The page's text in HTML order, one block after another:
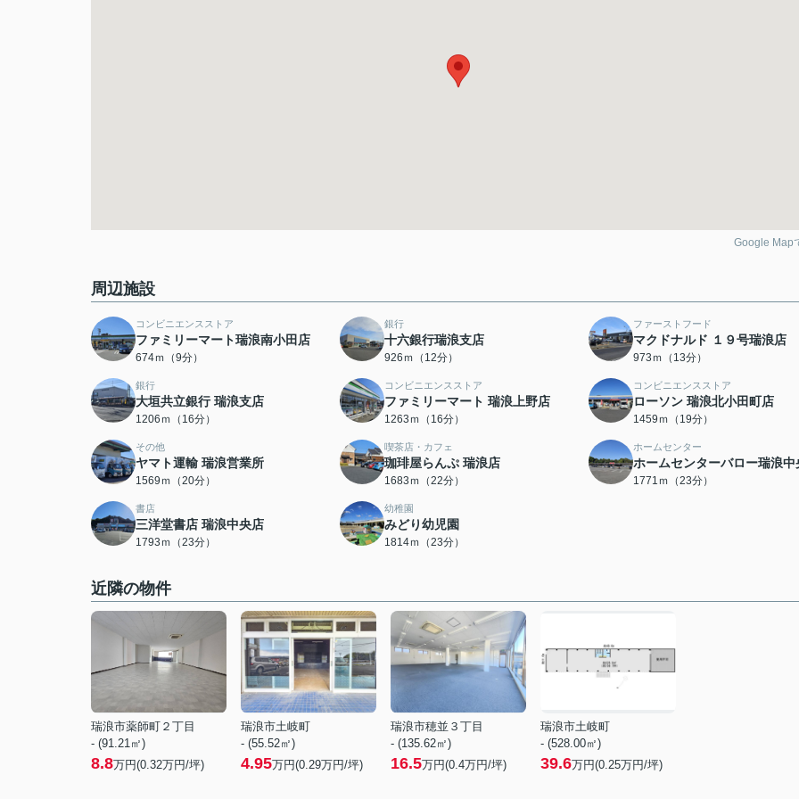
Google Map
周辺施設
コンビニエンスストア
ファミリーマート瑞浪南小田店
674ｍ（9分）
銀行
十六銀行瑞浪支店
926ｍ（12分）
ファーストフード
マクドナルド １９号瑞浪店
973ｍ（13分）
銀行
大垣共立銀行 瑞浪支店
1206ｍ（16分）
コンビニエンスストア
ファミリーマート 瑞浪上野店
1263ｍ（16分）
コンビニエンスストア
ローソン 瑞浪北小田町店
1459ｍ（19分）
その他
ヤマト運輸 瑞浪営業所
1569ｍ（20分）
喫茶店・カフェ
珈琲屋らんぷ 瑞浪店
1683ｍ（22分）
ホームセンター
ホームセンターバロー瑞浪中
1771ｍ（23分）
書店
三洋堂書店 瑞浪中央店
1793ｍ（23分）
幼稚園
みどり幼児園
1814ｍ（23分）
近隣の物件
瑞浪市薬師町２丁目
- (91.21㎡)
8.8万円(0.32万円/坪)
瑞浪市土岐町
- (55.52㎡)
4.95万円(0.29万円/坪)
瑞浪市穂並３丁目
- (135.62㎡)
16.5万円(0.4万円/坪)
瑞浪市土岐町
- (528.00㎡)
39.6万円(0.25万円/坪)